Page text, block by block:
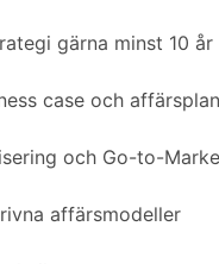
gärna minst 10 år
case och
och Go-to-
affärsmodeller